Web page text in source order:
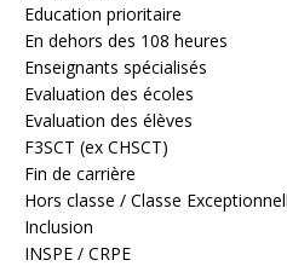
Education prioritaire
En dehors des 108 heures
Enseignants spécialisés
Evaluation des écoles
Evaluation des élèves
F3SCT (ex CHSCT)
Fin de carrière
Hors classe / Classe
Inclusion
INSPE / CRPE